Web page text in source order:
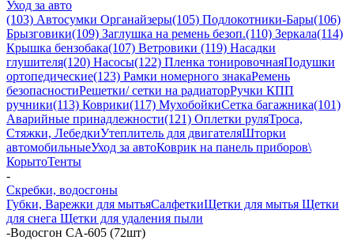
Уход за авто
(103) Автосумки Органайзеры(105) Подлокотники-Бары(106)
Брызговики(109) Заглушка на ремень безоп.(110) Зеркала(114)
Крышка бензобака(107) Ветровики (119) Насадки
глушителя(120) Насосы(122) Пленка тонировочнаяПодушки
ортопедические(123) Рамки номерного знакаРемень
безопасностиРешетки/ сетки на радиаторРучки КПП
ручники(113) Коврики(117) МухобойкиСетка багажника(101)
Аварийные принадлежности(121) Оплетки руляТроса,
Стяжки, ЛебедкиУтеплитель для двигателяШторки
автомобильныеУход за автоКоврик на панель приборов\
КорытоТенты
-
Скребки, водосгоны
Губки, Варежки для мытьяСалфеткиЩетки для мытья Щетки
для снега Щетки для удаления пыли
-Водосгон СA-605 (72шт)